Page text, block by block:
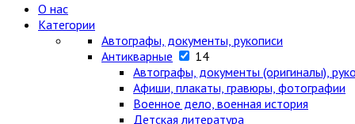
О нас
Категории
Автографы, документы, рукописи
Антикварные
14
Автографы, документы (оригиналы),
Афиши, плакаты, гравюры, фотографии
Военное дело, военная история
Детская литература